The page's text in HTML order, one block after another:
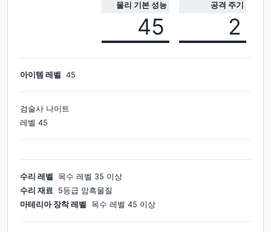
물리 기본 성능
45
공격 주기
2
아이템 레벨 45
검술사 나이트
레벨 45
수리 레벨 목수 레벨 35 이상
수리 재료 5등급 암흑물질
마테리아 장착 레벨
목수 레벨 45 이상